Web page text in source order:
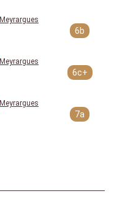
Meyrargues
6b
Meyrargues
6c+
Meyrargues
7a